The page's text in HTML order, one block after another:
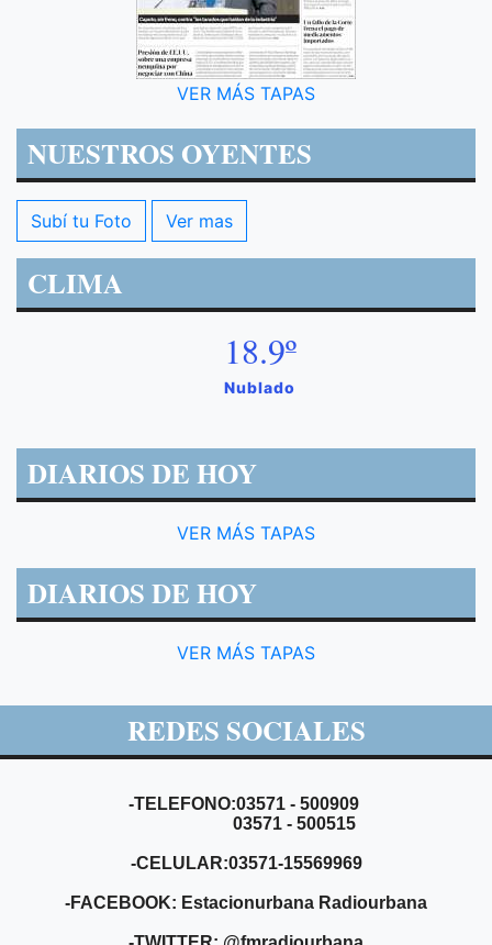
VER MÁS TAPAS
NUESTROS OYENTES
Subí tu Foto Ver mas
CLIMA
18.9º
Nublado
DIARIOS DE HOY
VER MÁS TAPAS
DIARIOS DE HOY
VER MÁS TAPAS
REDES SOCIALES
-TELEFONO:03571 - 500909
03571 - 500515
-CELULAR:03571-15569969
-FACEBOOK: Estacionurbana Radiourbana